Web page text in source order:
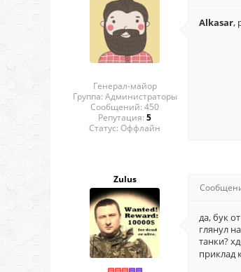
Генерал-майор
Группа: Администраторы
Сообщений: 450
Репутация: 5
Статус: Оффлайн
Alkasar,
Zulus
да, бук
глянул
танки?
приклад